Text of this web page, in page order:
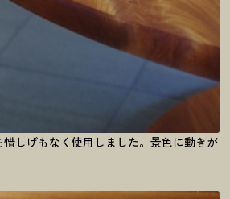
しげもなく使用しました。景色に動きが